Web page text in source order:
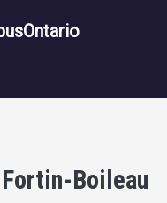
Boileau